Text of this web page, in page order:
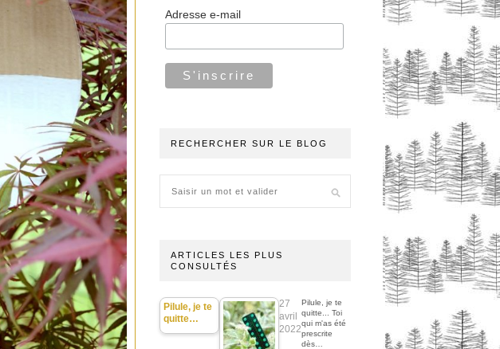
Adresse e-mail
RECHERCHER SUR LE BLOG
ARTICLES LES PLUS
CONSULTÉS
Pilule, je te
quitte…
27
avril
2022
Pilule, je te
quitte... Toi
qui m'as été
prescrite
dès…